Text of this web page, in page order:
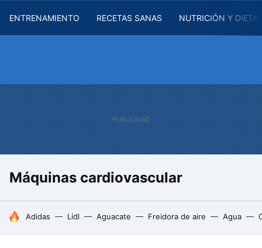
ENTRENAMIENTO RECETAS SANAS NUTRICIÓN Y
Máquinas cardiovascular
HOY SE HABLA DE
Adidas Lidl Aguacate Freidora de aire Agua